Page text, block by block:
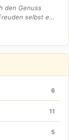
den Genuss
selbst e…
6
11
5